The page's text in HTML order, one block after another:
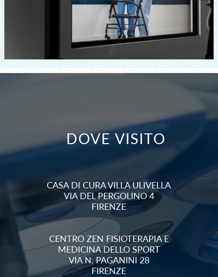
DOVE VISITO
CASA DI CURA VILLA ULIVELLA
VIA DEL PERGOLINO 4
FIRENZE
CENTRO ZEN FISIOTERAPIA E
MEDICINA DELLO SPORT
VIA N. PAGANINI 28
FIRENZE